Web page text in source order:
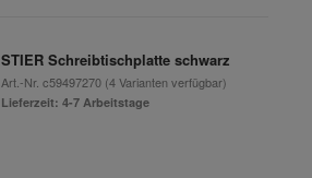
STIER Schreibtischplatte schwarz
Art.-Nr. c59497270(4 Varianten verfügbar)
Lieferzeit: 4-7 Arbeitstage